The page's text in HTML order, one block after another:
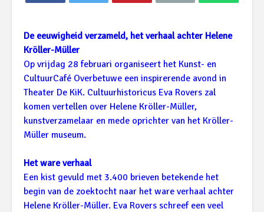
De eeuwigheid verzameld, het verhaal achter Helene
Kröller-Müller
Op vrijdag 28 februari organiseert het Kunst- en
CultuurCafé Overbetuwe een inspirerende avond in
Theater De KiK. Cultuurhistoricus Eva Rovers zal
komen vertellen over Helene Kröller-Müller,
kunstverzamelaar en mede oprichter van het Kröller-
Müller museum.
Het ware verhaal
Een kist gevuld met 3.400 brieven betekende het
begin van de zoektocht naar het ware verhaal achter
Helene Kröller-Müller. Eva Rovers schreef een veel